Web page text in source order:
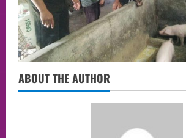
ABOUT THE AUTHOR